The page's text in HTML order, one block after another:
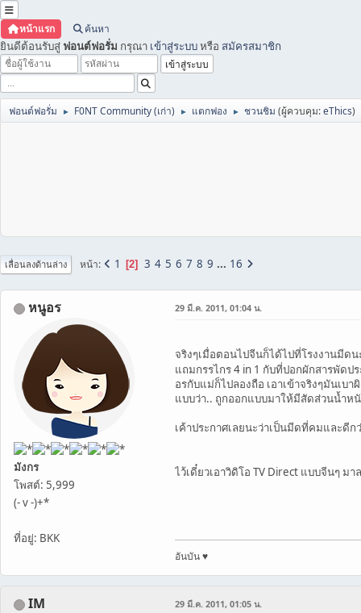
หน้าแรก ค้นหา
ยินดีต้อนรับสู่ ฟอนต์ฟอรั่ม กรุณา เข้าสู่ระบบหรือ สมัครสมาชิก
ฟอนต์ฟอรั่ม ► F0NT Community (เก่า) ► แตกฟอง ► ชวนชิม (ผู้ควบคุม:eThics)
เลื่อนลงด้านล่าง หน้า 1 2 3 4 5 6 7 8 9 ... 16
หนูอร
มังกร
โพสต์: 5,999
(- v -)+*
ที่อยู่: BKK
29 มี.ค. 2011, 01:04 น.
จริงๆเมื่อตอนไปจีนก็ได้ไปที่โรงงานมี
แถมกรรไกร 4 in 1 กับที่ปอกผักสารพัดป
อรกับแม่ก็ไปลองถือ เอาเข้าจริงๆมันเ
แบบว่า.. ถูกออกแบบมาให้มีสัดส่วนน้ำห
เค้าประกาศเลยนะว่าเป็นมีดที่คมและดี
ไว้เดี๋ยวเอาวิดิโอ TV Direct แบบจีนๆ ม
อันบัน ♥
IM 29 มี.ค. 2011, 01:05 น.